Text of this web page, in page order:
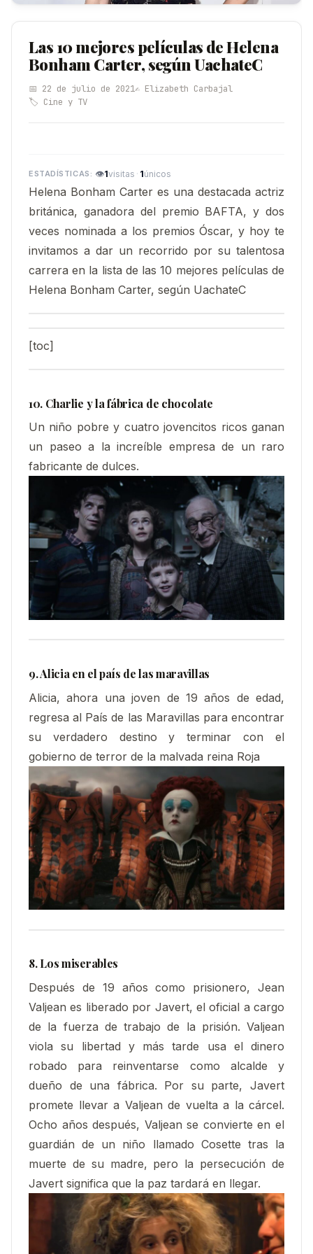
Las 10 mejores películas de Helena
Bonham Carter, según UachateC
📅 22 de julio de 2021✍️ Elizabeth Carbajal
🏷️ Cine y TV
👁1visitas · 1únicos
Helena Bonham Carter es una destacada actriz
británica, ganadora del premio BAFTA, y dos
veces nominada a los premios Óscar, y hoy te
invitamos a dar un recorrido por su talentosa
carrera en la lista de las 10 mejores películas de
Helena Bonham Carter, según UachateC
[toc]
10. Charlie y la fábrica de chocolate
Un niño pobre y cuatro jovencitos ricos ganan
un paseo a la increíble empresa de un raro
fabricante de dulces.
9. Alicia en el país de las maravillas
Alicia, ahora una joven de 19 años de edad,
regresa al País de las Maravillas para encontrar
su verdadero destino y terminar con el
gobierno de terror de la malvada reina Roja
8. Los miserables
Después de 19 años como prisionero, Jean
Valjean es liberado por Javert, el oficial a cargo
de la fuerza de trabajo de la prisión. Valjean
viola su libertad y más tarde usa el dinero
robado para reinventarse como alcalde y
dueño de una fábrica. Por su parte, Javert
promete llevar a Valjean de vuelta a la cárcel.
Ocho años después, Valjean se convierte en el
guardián de un niño llamado Cosette tras la
muerte de su madre, pero la persecución de
Javert significa que la paz tardará en llegar.